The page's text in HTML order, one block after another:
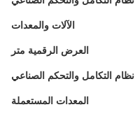
الآلات والمعدات
العرض الرقمية متر
نظام التكامل والتحكم الصناعي
المعدات المستعملة